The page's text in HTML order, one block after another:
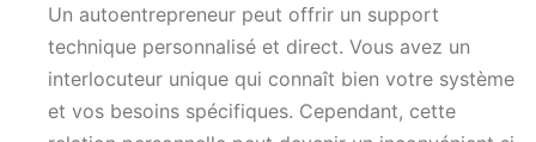
Un autoentrepreneur peut offrir un support
technique personnalisé et direct. Vous avez un
interlocuteur unique qui connaît bien votre système
et vos besoins spécifiques. Cependant, cette